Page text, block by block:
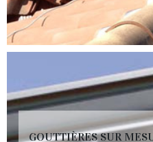
GOUTTIÈRES SUR